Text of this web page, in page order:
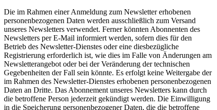
Die im Rahmen einer Anmeldung zum Newsletter erhobenen
personenbezogenen Daten werden ausschließlich zum Versand
unseres Newsletters verwendet. Ferner könnten Abonnenten des
Newsletters per E-Mail informiert werden, sofern dies für den
Betrieb des Newsletter-Dienstes oder eine diesbezügliche
Registrierung erforderlich ist, wie dies im Falle von Änderungen am
Newsletterangebot oder bei der Veränderung der technischen
Gegebenheiten der Fall sein könnte. Es erfolgt keine Weitergabe der
im Rahmen des Newsletter-Dienstes erhobenen personenbezogenen
Daten an Dritte. Das Abonnement unseres Newsletters kann durch
die betroffene Person jederzeit gekündigt werden. Die Einwilligung
in die Speicherung personenbezogener Daten, die die betroffene